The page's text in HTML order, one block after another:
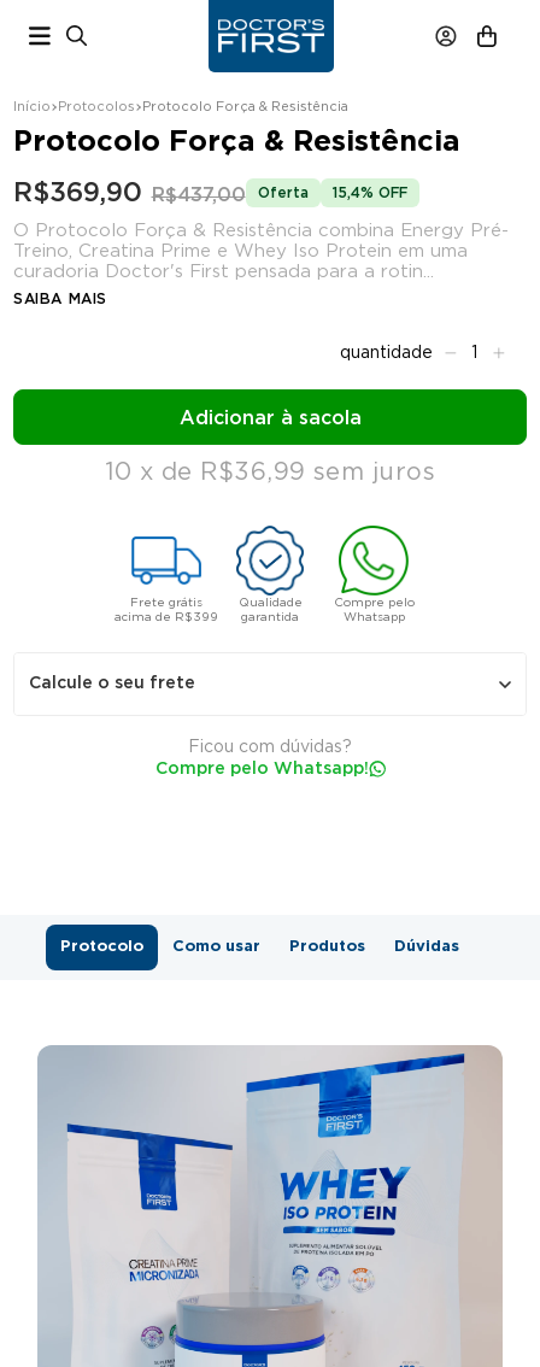
Início Protocolos Protocolo Força & Resistência
Protocolo Força & Resistência
R$369,90 R$437,00 Oferta 15,4% OFF
O Protocolo Força & Resistência combina Energy Pré-
Treino, Creatina Prime e Whey Iso Protein em uma
curadoria Doctor's First pensada para a rotin...
SAIBA MAIS
10 x de R$36,99 sem juros
Frete grátis
acima de R$399
Qualidade
garantida
Compre pelo
Whatsapp
Calcule o seu frete
Ficou com dúvidas?
Compre pelo Whatsapp!
Protocolo Como usar Produtos Dúvidas